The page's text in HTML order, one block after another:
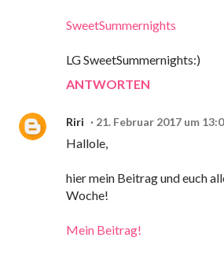
SweetSummernights
LG SweetSummernights:)
ANTWORTEN
Riri 21. Februar 2017 um
Hallole,
hier mein Beitrag und euch
Woche!
Mein Beitrag!